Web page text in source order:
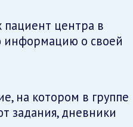
пациент центра в
информацию о своей
на котором в группе
задания, дневники